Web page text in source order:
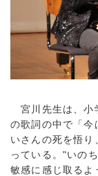
宮川先生は、小
の歌詞の中で「今
いさんの死を悟り
っている。"いの
敏感に感じ取るよ